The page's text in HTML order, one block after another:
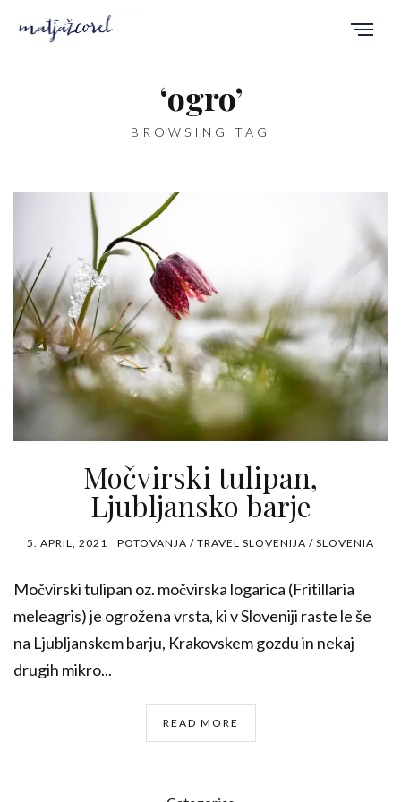
‘ogro’
BROWSING TAG
Močvirski tulipan,
Ljubljansko barje
5. APRIL, 2021 POTOVANJA / TRAVEL SLOVENIJA / SLOVENIA
Močvirski tulipan oz. močvirska logarica (Fritillaria
meleagris) je ogrožena vrsta, ki v Sloveniji raste le še
na Ljubljanskem barju, Krakovskem gozdu in nekaj
drugih mikro...
READ MORE